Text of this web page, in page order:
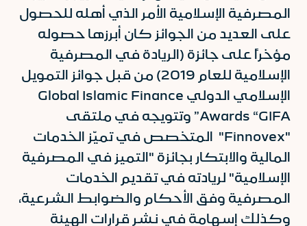
المصرفية الإسلامية الأمر الذي أهله للحصول
على العديد من الجوائز كان أبرزها حصوله
مؤخراً على جائزة (الريادة في المصرفية
الإسلامية للعام 2019) من قبل جوائز التمويل
الإسلامي الدولي Global Islamic Finance
Awards “GIFA” وتتويجه في ملتقى
"Finnovex" المتخصص في تميّز الخدمات
المالية والابتكار بجائزة "التميز في المصرفية
الإسلامية" لريادته في تقديم الخدمات
المصرفية وفق الأحكام والضوابط الشرعية،
وكذلك إسهامة في نشر قرارات الهيئة